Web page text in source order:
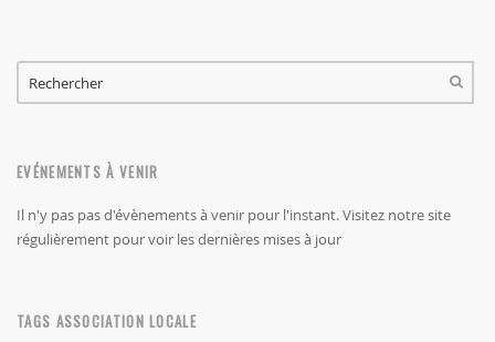
FORMULAIRE DE RECHERCHE
EVÉNEMENTS À VENIR
Il n'y pas pas d'évènements à venir pour l'instant. Visitez notre site
régulièrement pour voir les dernières mises à jour
TAGS ASSOCIATION LOCALE